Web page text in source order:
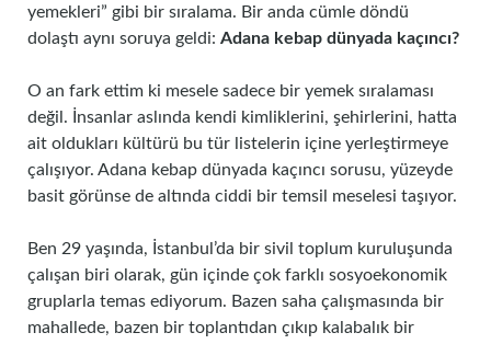
yemekleri” gibi bir sıralama. Bir anda cümle döndü
dolaştı aynı soruya geldi: Adana kebap dünyada kaçıncı?
O an fark ettim ki mesele sadece bir yemek sıralaması
değil. İnsanlar aslında kendi kimliklerini, şehirlerini, hatta
ait oldukları kültürü bu tür listelerin içine yerleştirmeye
çalışıyor. Adana kebap dünyada kaçıncı sorusu, yüzeyde
basit görünse de altında ciddi bir temsil meselesi taşıyor.
Ben 29 yaşında, İstanbul’da bir sivil toplum kuruluşunda
çalışan biri olarak, gün içinde çok farklı sosyoekonomik
gruplarla temas ediyorum. Bazen saha çalışmasında bir
mahallede, bazen bir toplantıdan çıkıp kalabalık bir